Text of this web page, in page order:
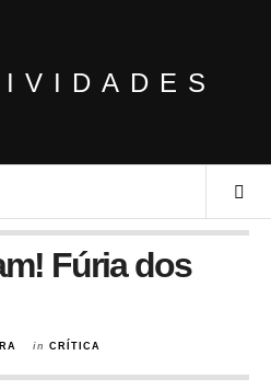
Fúria dos
in CRÍTICA